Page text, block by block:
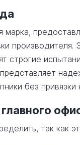
марка,
строгие
без
так как